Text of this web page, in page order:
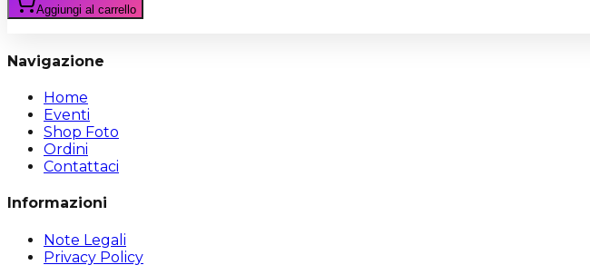
Aggiungi al carrello
Navigazione
Home
Eventi
Shop Foto
Ordini
Contattaci
Informazioni
Note Legali
Privacy Policy